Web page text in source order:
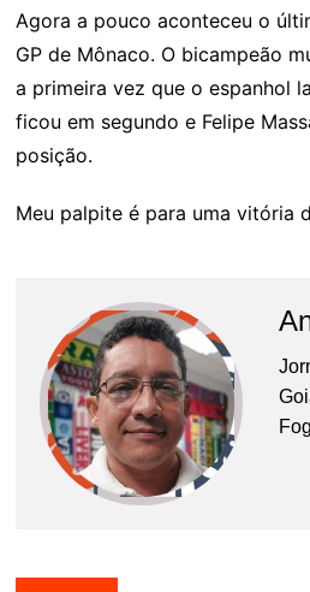
Agora a pouco aconteceu o
GP de Mônaco. O bicampeão
a primeira vez que o espanhol
ficou em segundo e Felipe
posição.
Meu palpite é para uma vitória